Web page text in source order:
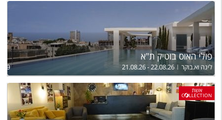
פולי האוס בוטיק ת"א
לינה וא.בוקר 21.08.26 - 22.08.26
אשת
C LLECTION